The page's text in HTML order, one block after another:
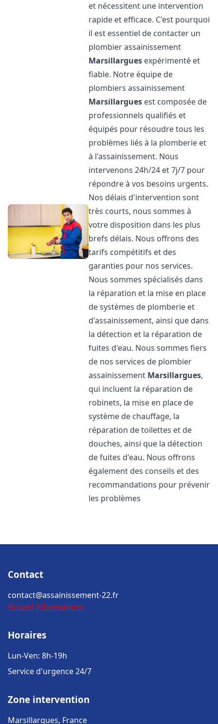
et nécessitent une intervention
rapide et efficace. C'est pourquoi
il est essentiel de contacter un
plombier assainissement
Marsillargues expérimenté et
fiable. Notre équipe de
plombiers assainissement
Marsillargues est composée de
professionnels qualifiés et
équipés pour résoudre tous les
problèmes liés à la plomberie et
à l'assainissement. Nous
intervenons 24h/24 et 7j/7 pour
répondre à vos besoins urgents.
Nos délais d'intervention sont
très courts, nous sommes à
votre disposition dans les plus
brefs délais. Nous offrons des
tarifs compétitifs et des
garanties pour nos services.
Nous sommes spécialisés dans
la réparation et la mise en place
de systèmes de plomberie et
d'assainissement, ainsi que dans
la détection et la réparation de
fuites d'eau. Nous sommes fiers
de nos services de plombier
assainissement Marsillargues,
qui incluent la réparation de
robinets, la mise en place de
système de chauffage, la
réparation de toilettes et de
douches, ainsi que la détection
de fuites d'eau. Nous offrons
également des conseils et des
recommandations pour prévenir
les problèmes
Contact
contact@assainissement-22.fr
Accueil Informations
Horaires
Lun-Ven: 8h-19h
Service d'urgence 24/7
Zone intervention
Marsillargues, France